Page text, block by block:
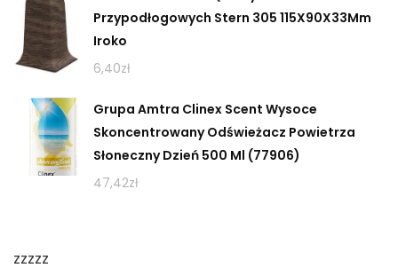
Przypodłogowych Stern 305 115X90X33Mm
Iroko
6,40zł
Grupa Amtra Clinex Scent Wysoce
Skoncentrowany Odświeżacz Powietrza
Słoneczny Dzień 500 Ml (77906)
47,42zł
zzzzz